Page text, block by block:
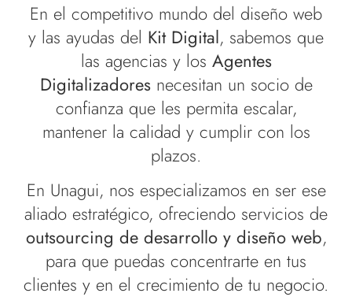
En el competitivo mundo del diseño web
y las ayudas del Kit Digital, sabemos que
las agencias y los Agentes
Digitalizadoresnecesitan un socio de
confianza que les permita escalar,
mantener la calidad y cumplir con los
plazos.
En Unagui, nos especializamos en ser ese
aliado estratégico, ofreciendo servicios de
outsourcing de desarrollo y diseño web,
para que puedas concentrarte en tus
clientes y en el crecimiento de tu negocio.